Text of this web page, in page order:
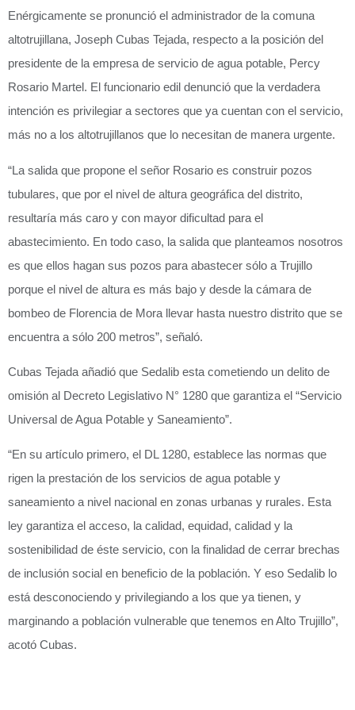
Enérgicamente se pronunció el administrador de la comuna
altotrujillana, Joseph Cubas Tejada, respecto a la posición del
presidente de la empresa de servicio de agua potable, Percy
Rosario Martel. El funcionario edil denunció que la verdadera
intención es privilegiar a sectores que ya cuentan con el servicio,
más no a los altotrujillanos que lo necesitan de manera urgente.
“La salida que propone el señor Rosario es construir pozos
tubulares, que por el nivel de altura geográfica del distrito,
resultaría más caro y con mayor dificultad para el
abastecimiento. En todo caso, la salida que planteamos nosotros
es que ellos hagan sus pozos para abastecer sólo a Trujillo
porque el nivel de altura es más bajo y desde la cámara de
bombeo de Florencia de Mora llevar hasta nuestro distrito que se
encuentra a sólo 200 metros”, señaló.
Cubas Tejada añadió que Sedalib esta cometiendo un delito de
omisión al Decreto Legislativo N° 1280 que garantiza el “Servicio
Universal de Agua Potable y Saneamiento”.
“En su artículo primero, el DL 1280, establece las normas que
rigen la prestación de los servicios de agua potable y
saneamiento a nivel nacional en zonas urbanas y rurales. Esta
ley garantiza el acceso, la calidad, equidad, calidad y la
sostenibilidad de éste servicio, con la finalidad de cerrar brechas
de inclusión social en beneficio de la población. Y eso Sedalib lo
está desconociendo y privilegiando a los que ya tienen, y
marginando a población vulnerable que tenemos en Alto Trujillo”,
acotó Cubas.